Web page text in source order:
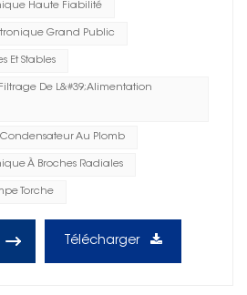
Haute Fiabilité
Grand Public
Et Stables
De L&#39;alimentation
Condensateur Au Plomb
À Broches Radiales
Torche
Télécharger